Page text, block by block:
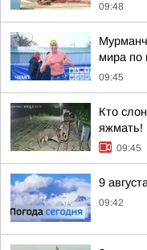
09:48
мира по
09:45
Кто
яжмать!
09:45
9
09:42